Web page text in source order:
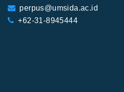
perpus@umsida.ac.id
+62-31-8945444